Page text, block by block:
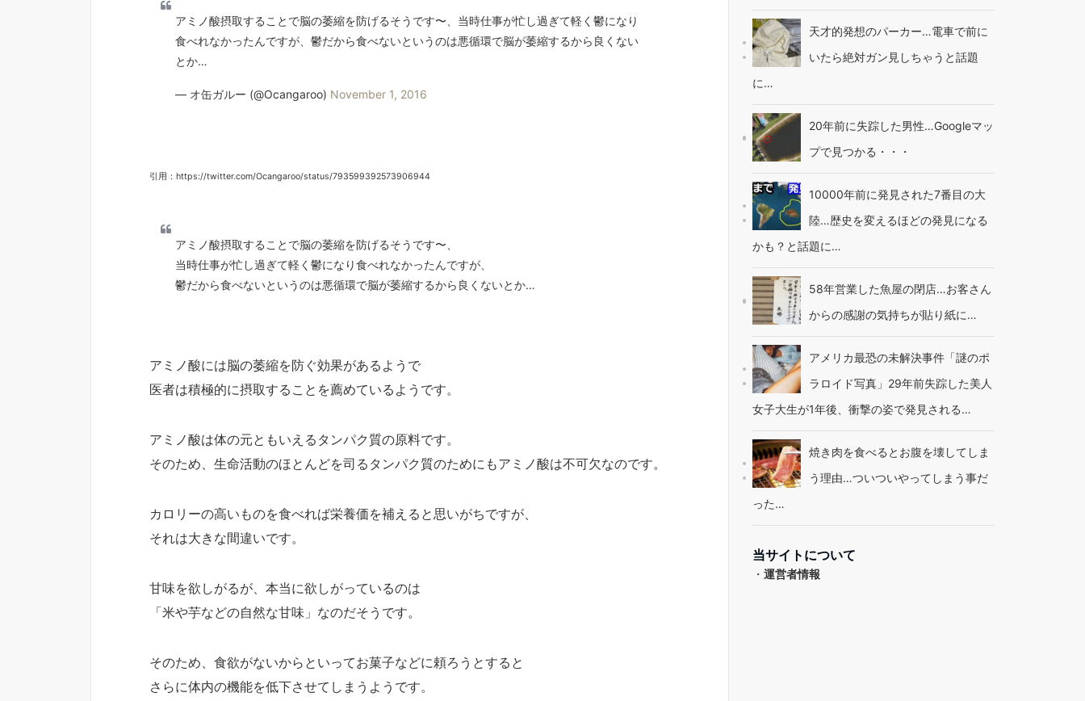
アミノ酸摂取することで脳の萎縮を防げるそうです〜、当時仕事が忙し過ぎて軽く鬱になり
食べれなかったんですが、鬱だから食べないというのは悪循環で脳が萎縮するから良くない
とか…
— オ缶ガルー (@Ocangaroo) November 1, 2016
引用：https://twitter.com/Ocangaroo/status/793599392573906944
アミノ酸摂取することで脳の萎縮を防げるそうです〜、
当時仕事が忙し過ぎて軽く鬱になり食べれなかったんですが、
鬱だから食べないというのは悪循環で脳が萎縮するから良くないとか…
アミノ酸には脳の萎縮を防ぐ効果があるようで
医者は積極的に摂取することを薦めているようです。
アミノ酸は体の元ともいえるタンパク質の原料です。
そのため、生命活動のほとんどを司るタンパク質のためにもアミノ酸は不可欠なのです。
カロリーの高いものを食べれば栄養価を補えると思いがちですが、
それは大きな間違いです。
甘味を欲しがるが、本当に欲しがっているのは
「米や芋などの自然な甘味」なのだそうです。
そのため、食欲がないからといってお菓子などに頼ろうとすると
さらに体内の機能を低下させてしまうようです。
天才的発想のパーカー…電車で前に
いたら絶対ガン見しちゃうと話題
に…
20年前に失踪した男性…Googleマッ
プで見つかる・・・
10000年前に発見された7番目の大
陸…歴史を変えるほどの発見になる
かも？と話題に…
58年営業した魚屋の閉店…お客さん
からの感謝の気持ちが貼り紙に…
アメリカ最恐の未解決事件「謎のポ
ラロイド写真」29年前失踪した美人
女子大生が1年後、衝撃の姿で発見される…
焼き肉を食べるとお腹を壊してしま
う理由…ついついやってしまう事だ
った…
当サイトについて
・ 運営者情報